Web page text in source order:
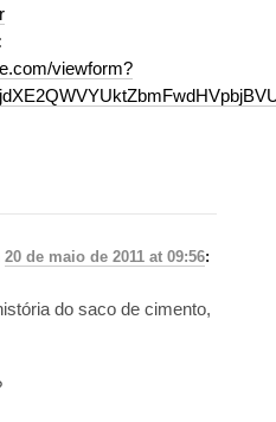
viewform?
20 de maio de 2011 at 09:56:
do saco de cimento,